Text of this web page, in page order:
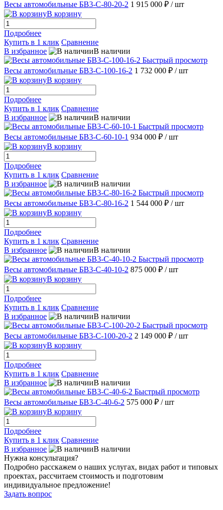
Весы автомобильные БВ3-С-80-20-2 1 915 000 ₽ / шт
В корзину
Подробнее
Купить в 1 клик Сравнение
В избранное
В наличии
Быстрый просмотр
Весы автомобильные БВ3-С-100-16-2 1 732 000 ₽ / шт
В корзину
Подробнее
Купить в 1 клик Сравнение
В избранное
В наличии
Быстрый просмотр
Весы автомобильные БВ3-С-60-10-1 934 000 ₽ / шт
В корзину
Подробнее
Купить в 1 клик Сравнение
В избранное
В наличии
Быстрый просмотр
Весы автомобильные БВ3-С-80-16-2 1 544 000 ₽ / шт
В корзину
Подробнее
Купить в 1 клик Сравнение
В избранное
В наличии
Быстрый просмотр
Весы автомобильные БВ3-С-40-10-2 875 000 ₽ / шт
В корзину
Подробнее
Купить в 1 клик Сравнение
В избранное
В наличии
Быстрый просмотр
Весы автомобильные БВ3-С-100-20-2 2 149 000 ₽ / шт
В корзину
Подробнее
Купить в 1 клик Сравнение
В избранное
В наличии
Быстрый просмотр
Весы автомобильные БВ3-С-40-6-2 575 000 ₽ / шт
В корзину
Подробнее
Купить в 1 клик Сравнение
В избранное
В наличии
Нужна консультация?
Подробно расскажем о наших услугах, видах работ и типовых
проектах, рассчитаем стоимость и подготовим
индивидуальное предложение!
Задать вопрос